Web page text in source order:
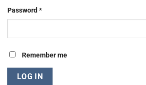
Password *Required
Remember me
LOG IN